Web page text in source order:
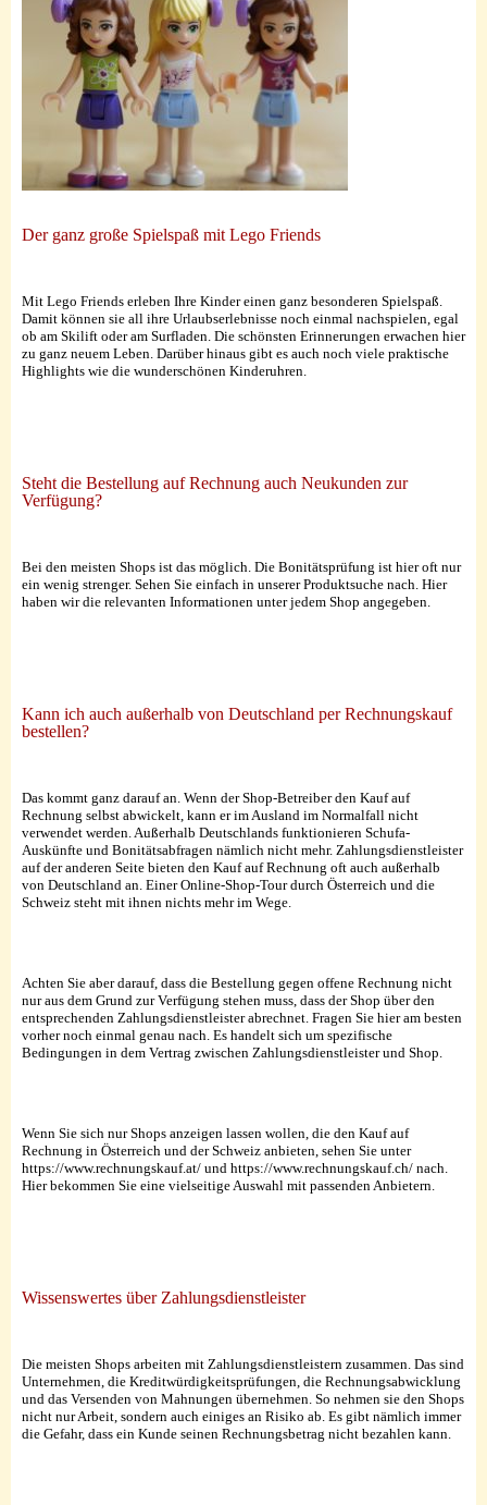
Der ganz große Spielspaß mit Lego Friends
Mit Lego Friends erleben Ihre Kinder einen ganz besonderen Spielspaß.
Damit können sie all ihre Urlaubserlebnisse noch einmal nachspielen, egal
ob am Skilift oder am Surfladen. Die schönsten Erinnerungen erwachen hier
zu ganz neuem Leben. Darüber hinaus gibt es auch noch viele praktische
Highlights wie die wunderschönen Kinderuhren.
Steht die Bestellung auf Rechnung auch Neukunden zur
Verfügung?
Bei den meisten Shops ist das möglich. Die Bonitätsprüfung ist hier oft nur
ein wenig strenger. Sehen Sie einfach in unserer Produktsuche nach. Hier
haben wir die relevanten Informationen unter jedem Shop angegeben.
Kann ich auch außerhalb von Deutschland per Rechnungskauf
bestellen?
Das kommt ganz darauf an. Wenn der Shop-Betreiber den Kauf auf
Rechnung selbst abwickelt, kann er im Ausland im Normalfall nicht
verwendet werden. Außerhalb Deutschlands funktionieren Schufa-
Auskünfte und Bonitätsabfragen nämlich nicht mehr. Zahlungsdienstleister
auf der anderen Seite bieten den Kauf auf Rechnung oft auch außerhalb
von Deutschland an. Einer Online-Shop-Tour durch Österreich und die
Schweiz steht mit ihnen nichts mehr im Wege.
Achten Sie aber darauf, dass die Bestellung gegen offene Rechnung nicht
nur aus dem Grund zur Verfügung stehen muss, dass der Shop über den
entsprechenden Zahlungsdienstleister abrechnet. Fragen Sie hier am besten
vorher noch einmal genau nach. Es handelt sich um spezifische
Bedingungen in dem Vertrag zwischen Zahlungsdienstleister und Shop.
Wenn Sie sich nur Shops anzeigen lassen wollen, die den Kauf auf
Rechnung in Österreich und der Schweiz anbieten, sehen Sie unter
https://www.rechnungskauf.at/ und https://www.rechnungskauf.ch/ nach.
Hier bekommen Sie eine vielseitige Auswahl mit passenden Anbietern.
Wissenswertes über Zahlungsdienstleister
Die meisten Shops arbeiten mit Zahlungsdienstleistern zusammen. Das sind
Unternehmen, die Kreditwürdigkeitsprüfungen, die Rechnungsabwicklung
und das Versenden von Mahnungen übernehmen. So nehmen sie den Shops
nicht nur Arbeit, sondern auch einiges an Risiko ab. Es gibt nämlich immer
die Gefahr, dass ein Kunde seinen Rechnungsbetrag nicht bezahlen kann.